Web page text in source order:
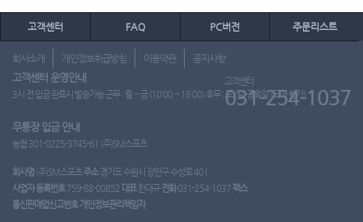
고객센터 FAQ PC버전 주문리스트
회사소개 개인정보취급방침 이용약관 공지사항
고객센터 운영안내
3시 전 입금 완료시 발송가능 근무 : 월 ~ 금 (10:00 ~ 16:00) 휴무 : 토, 일, 공휴일 (도매 불가)
고객센터
031-254-1037
무통장 입금 안내
농협 301-0225-3745-61 (주)SM스포츠
회사명 (주)SM스포츠주소경기도 수원시 장안구 수성로 401
사업자 등록번호759-88-00852 대표한대규 전화031-254-1037팩스
통신판매업신고번호 개인정보관리책임자